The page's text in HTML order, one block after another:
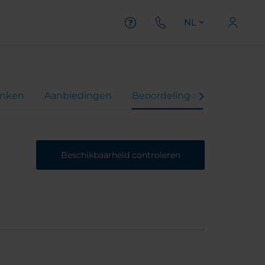
NL
Aanbiedingen Beoordelingen
Beschikbaarheid controleren